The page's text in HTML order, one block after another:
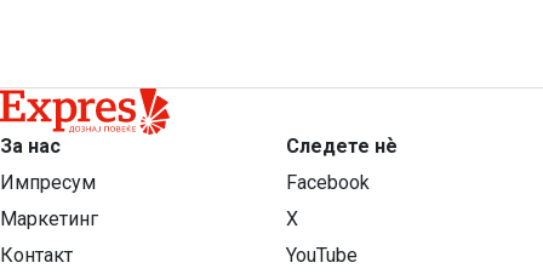
За нас
Импресум
Маркетинг
Контакт
Следете нѐ
Facebook
X
YouTube